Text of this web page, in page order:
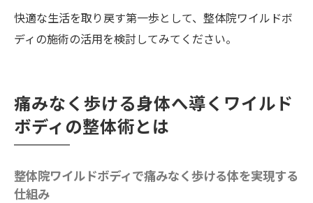
整体院ワイルドボディの施術後の再発防止
を叶える生活習慣
整体師が教える再発予防のアドバイス集
整体院ワイルドボディの施術効果を長持ち
再発しないための整体院ワイルドボディの
快適な生活を取り戻す第一歩として、整体院ワイルドボ
ディの施術の活用を検討してみてください。
痛みなく歩ける身体へ導くワイルド
ボディの整体術とは
整体院ワイルドボディで痛みなく歩ける体を実現する
仕組み